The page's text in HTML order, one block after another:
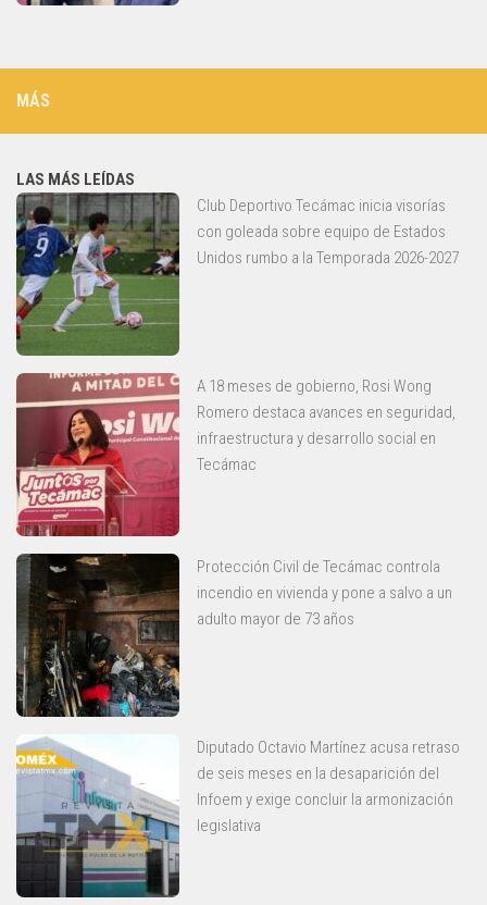
MÁS
LAS MÁS LEÍDAS
Club Deportivo Tecámac inicia visorías
con goleada sobre equipo de Estados
Unidos rumbo a la Temporada 2026-2027
A 18 meses de gobierno, Rosi Wong
Romero destaca avances en seguridad,
infraestructura y desarrollo social en
Tecámac
Protección Civil de Tecámac controla
incendio en vivienda y pone a salvo a un
adulto mayor de 73 años
Diputado Octavio Martínez acusa retraso
de seis meses en la desaparición del
Infoem y exige concluir la armonización
legislativa